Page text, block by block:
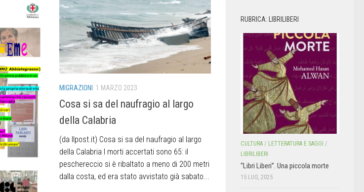
MIGRAZIONI 1 MARZO 2023
Cosa si sa del naufragio al largo
della Calabria
(da Ilpost.it) Cosa si sa del naufragio al largo
della Calabria I morti accertati sono 65: il
peschereccio si è ribaltato a meno di 200 metri
dalla costa, ed era stato avvistato già sabato...
RUBRICA: LIBRILIBERI
CULTURA / LETTERATURA E SAGGI /
LIBRILIBERI
“Libri Liberi”. Una piccola morte
15 LUG, 2025